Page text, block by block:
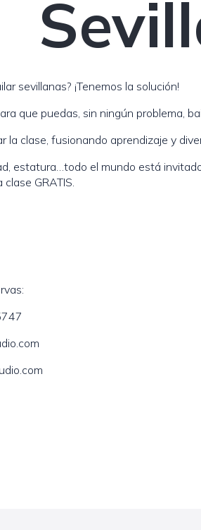
sevillanas? ¡Tenemos la solución!
que puedas, sin ningún problema,
la clase, fusionando aprendizaje y
estatura…todo el mundo está
GRATIS.